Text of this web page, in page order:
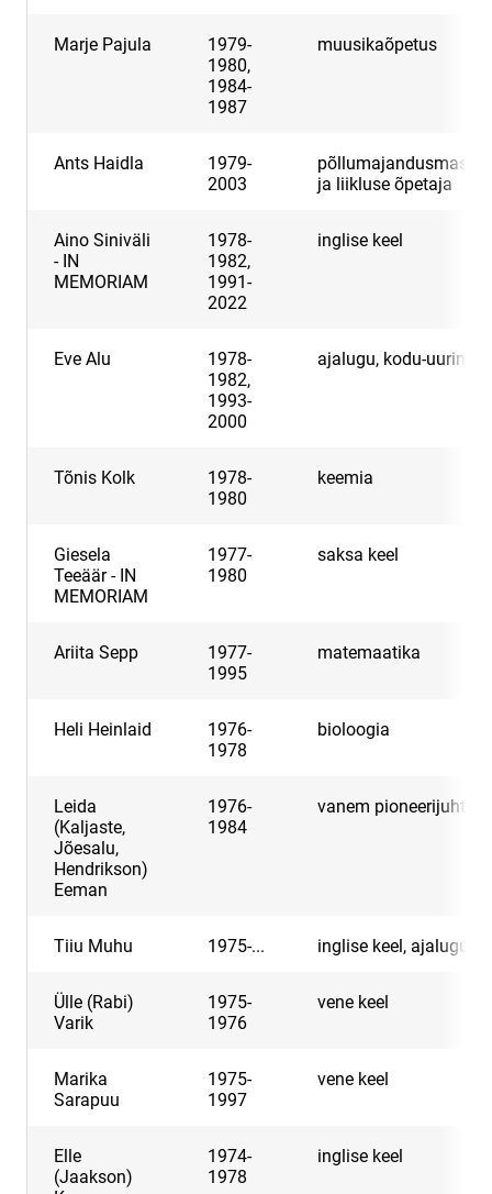
Marje Pajula
1979-
1980,
1984-
1987
muusikaõpetus
Ants Haidla
1979-
2003
ja liikluse õpetaja
Aino Siniväli
- IN
MEMORIAM
1978-
1982,
1991-
2022
inglise keel
Eve Alu
1978-
1982,
1993-
2000
ajalugu, kodu-
Tõnis Kolk
1978-
1980
keemia
Giesela
Teeäär - IN
MEMORIAM
1977-
1980
saksa keel
Ariita Sepp
1977-
1995
matemaatika
Heli Heinlaid
1976-
1978
bioloogia
Leida
(Kaljaste,
Jõesalu,
Hendrikson)
Eeman
1976-
1984
vanem pioneerijuht
Tiiu Muhu 1975-... inglise keel, ajalugu
Ülle (Rabi)
Varik
1975-
1976
vene keel
Marika
Sarapuu
1975-
1997
vene keel
Elle
(Jaakson)
1974-
1978
inglise keel